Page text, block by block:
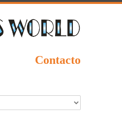
Contacto